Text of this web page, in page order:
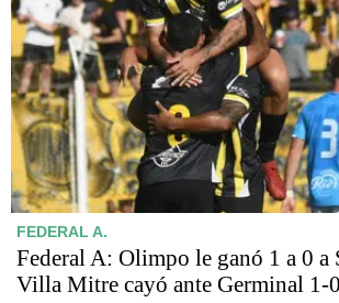
FEDERAL A.
Federal A: Olimpo le ganó 1 a 0
Villa Mitre cayó ante Germinal 1-0